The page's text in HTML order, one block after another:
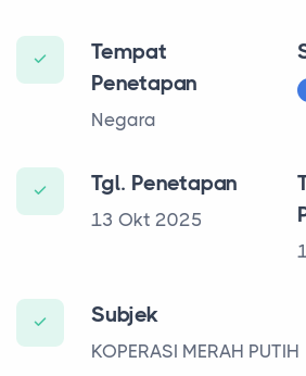
Tempat
Penetapan
Negara
Tgl. Penetapan
13 Okt 2025
Subjek
KOPERASI MERAH PUTIH